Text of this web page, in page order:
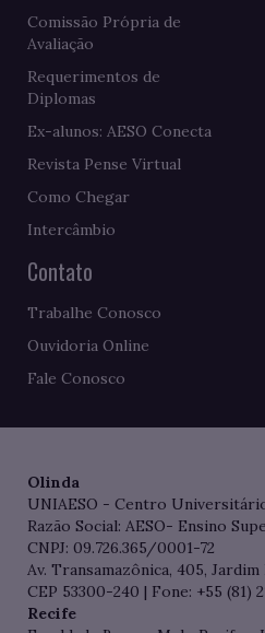
Comissão Própria de
Avaliação
Requerimentos de
Diplomas
Ex-alunos: AESO Conecta
Revista Pense Virtual
Como Chegar
Intercâmbio
Contato
Trabalhe Conosco
Ouvidoria Online
Fale Conosco
Olinda
UNIAESO - Centro
Razão Social: AESO- Ensino
CNPJ: 09.726.365/0001-72
Av. Transamazônica, 405,
CEP 53300-240 | Fone: +55 (81)
Recife